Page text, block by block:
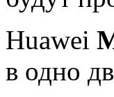
Huawei
в одно